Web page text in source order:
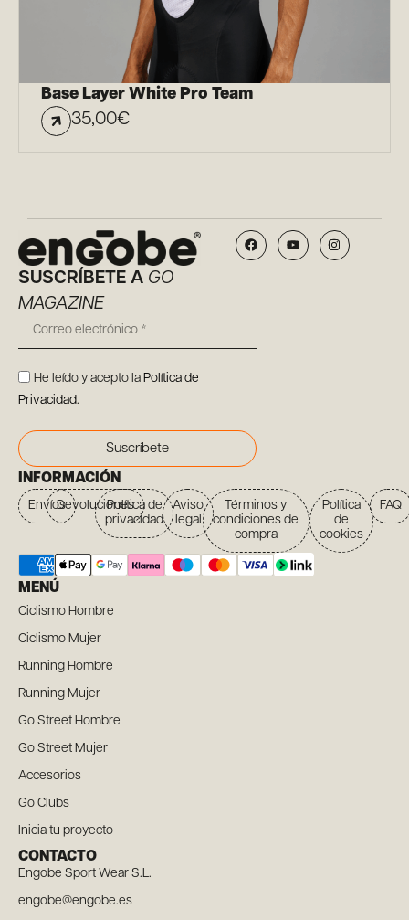
Base Layer White Pro Team
35,00€
SUSCRÍBETE A GO
MAGAZINE
He leído y acepto la Política de
Privacidad.
Suscríbete
INFORMACIÓN
EnvíosDevolucionesPolítica de
privacidad
Aviso
legal
Términos y
condiciones de
compra
Política
de
cookies
FAQ
MENÚ
Ciclismo Hombre
Ciclismo Mujer
Running Hombre
Running Mujer
Go Street Hombre
Go Street Mujer
Accesorios
Go Clubs
Inicia tu proyecto
CONTACTO
Engobe Sport Wear S.L.
engobe@engobe.es